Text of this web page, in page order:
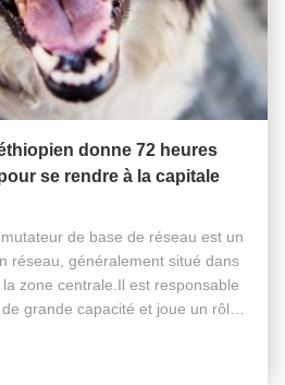
donne 72 heures
se rendre à la capitale
de base de réseau est un
réseau, généralement situé dans
zone centrale.Il est responsable
grande capacité et joue un rôle